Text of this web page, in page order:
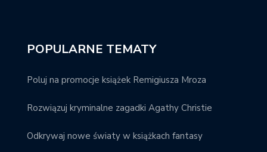
POPULARNE TEMATY
Poluj na promocje książek Remigiusza Mroza
Rozwiązuj kryminalne zagadki Agathy Christie
Odkrywaj nowe światy w książkach fantasy